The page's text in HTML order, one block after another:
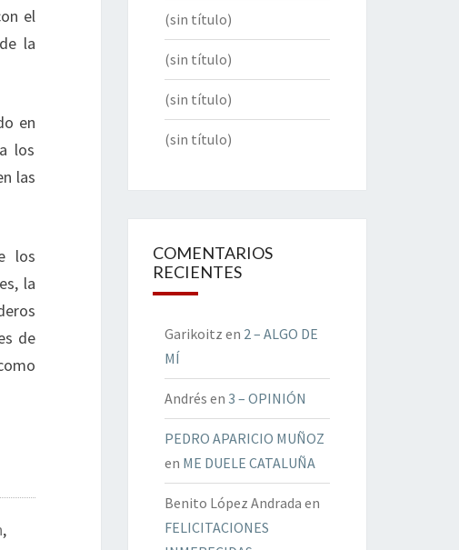
el
la
en
los
las
los
la
de
,
(sin título)
(sin título)
(sin título)
(sin título)
COMENTARIOS
RECIENTES
Garikoitz en 2 – ALGO DE
MÍ
Andrés en 3 – OPINIÓN
PEDRO APARICIO MUÑOZ
en ME DUELE CATALUÑA
Benito López Andrada en
FELICITACIONES